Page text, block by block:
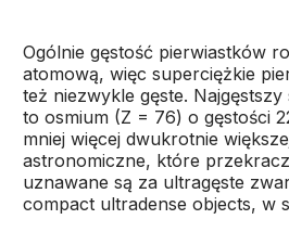
Ogólnie gęstość pierwiastków
atomową, więc superciężkie
też niezwykle gęste.
to osmium (Z = 76) o gęstości
mniej więcej dwukrotnie
astronomiczne, które
uznawane są za ultragęste
compact ultradense objects, w